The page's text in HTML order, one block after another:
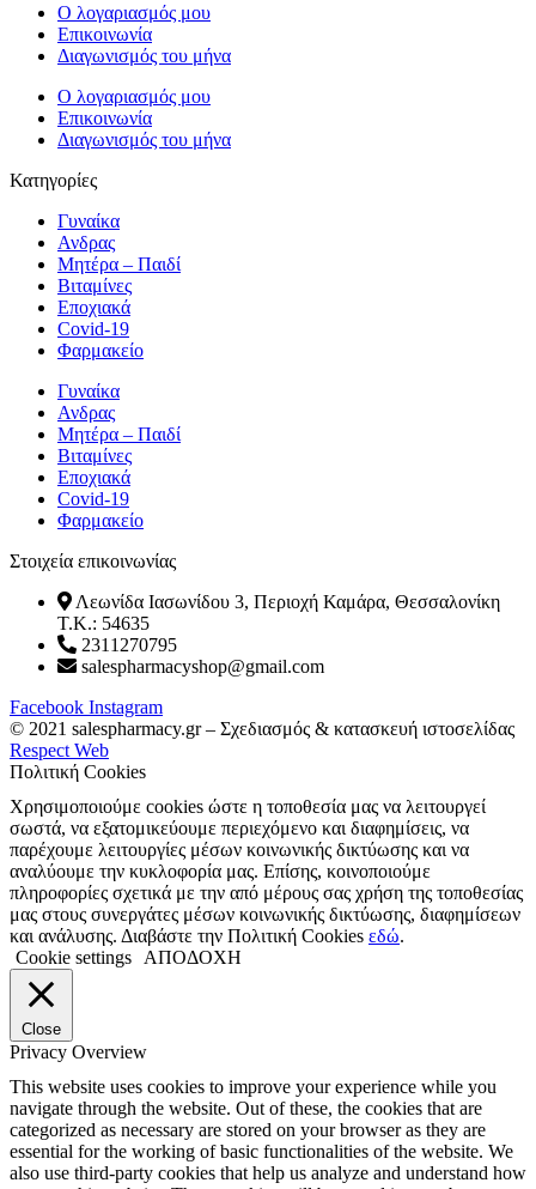
Ο λογαριασμός μου
Επικοινωνία
Διαγωνισμός του μήνα
Ο λογαριασμός μου
Επικοινωνία
Διαγωνισμός του μήνα
Κατηγορίες
Γυναίκα
Ανδρας
Μητέρα – Παιδί
Βιταμίνες
Εποχιακά
Covid-19
Φαρμακείο
Γυναίκα
Ανδρας
Μητέρα – Παιδί
Βιταμίνες
Εποχιακά
Covid-19
Φαρμακείο
Στοιχεία επικοινωνίας
Λεωνίδα Ιασωνίδου 3, Περιοχή Καμάρα, Θεσσαλονίκη
T.K.: 54635
2311270795
salespharmacyshop@gmail.com
Facebook Instagram
© 2021 salespharmacy.gr – Σχεδιασμός & κατασκευή ιστοσελίδας
Respect Web
Πολιτική Cookies
Χρησιμοποιούμε cookies ώστε η τοποθεσία μας να λειτουργεί
σωστά, να εξατομικεύουμε περιεχόμενο και διαφημίσεις, να
παρέχουμε λειτουργίες μέσων κοινωνικής δικτύωσης και να
αναλύουμε την κυκλοφορία μας. Επίσης, κοινοποιούμε
πληροφορίες σχετικά με την από μέρους σας χρήση της τοποθεσίας
μας στους συνεργάτες μέσων κοινωνικής δικτύωσης, διαφημίσεων
και ανάλυσης. Διαβάστε την Πολιτική Cookies εδώ.
Cookie settings
ΑΠΟΔΟΧΗ
Close
Privacy Overview
This website uses cookies to improve your experience while you
navigate through the website. Out of these, the cookies that are
categorized as necessary are stored on your browser as they are
essential for the working of basic functionalities of the website. We
also use third-party cookies that help us analyze and understand how